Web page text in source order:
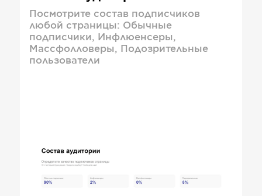
Посмотрите состав подписчиков
любой страницы: Обычные
подписчики, Инфлюенсеры,
Массфолловеры, Подозрительные
пользователи